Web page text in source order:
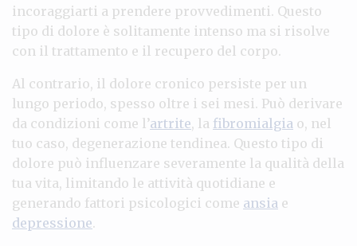
incoraggiarti a prendere provvedimenti. Questo
tipo di dolore è solitamente intenso ma si risolve
con il trattamento e il recupero del corpo.
Al contrario, il dolore cronico persiste per un
lungo periodo, spesso oltre i sei mesi. Può derivare
da condizioni come l’artrite, la fibromialgia o, nel
tuo caso, degenerazione tendinea. Questo tipo di
dolore può influenzare severamente la qualità della
tua vita, limitando le attività quotidiane e
generando fattori psicologici come ansia e
depressione.